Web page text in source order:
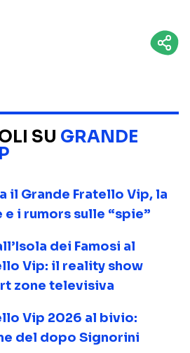
SU GRANDE
il Grande Fratello Vip, la
i rumors sulle “spie”
dei Famosi al
Vip: il reality show
zone televisiva
Vip 2026 al bivio:
del dopo Signorini